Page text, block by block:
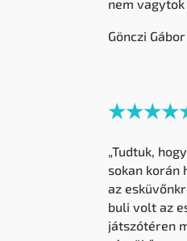
nem vagytok
Gönczi
„Tudtuk,
sokan korán
az
buli volt az
játszótéren